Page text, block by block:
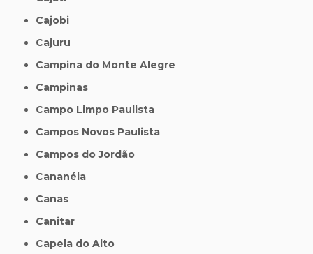
Cajobi
Cajuru
Campina do Monte Alegre
Campinas
Campo Limpo Paulista
Campos Novos Paulista
Campos do Jordão
Cananéia
Canas
Canitar
Capela do Alto